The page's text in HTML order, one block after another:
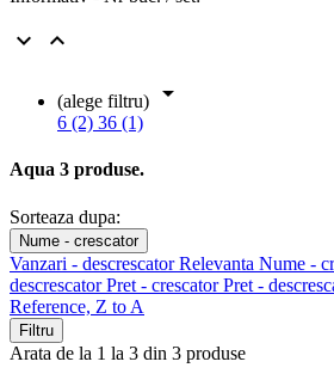
 
(alege filtru) 
6 (2) 36 (1)
Aqua 3 produse.
Sorteaza dupa:
Nume - crescator
Vanzari - descrescatorRelevanta Nume -
descrescatorPret - crescatorPret -
Reference, Z to A
Filtru
Arata de la 1 la 3 din 3 produse